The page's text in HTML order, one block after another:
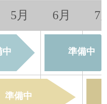
5月 6月 7
中 準備中
準備中